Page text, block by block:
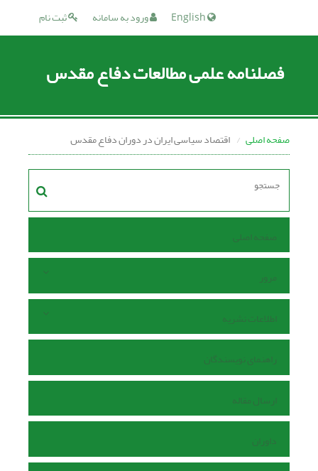
ثبت نام ورود به سامانه
فصلنامه علمی مطالعات دفاع مقدس
صفحه اصلی اقتصاد سیاسی ایران در دوران دفاع مقدس
صفحه اصلی
مرور
اطلاعات نشریه
راهنمای نویسندگان
ارسال مقاله
داوران